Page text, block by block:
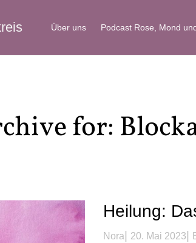
Über uns Podcast Rose, Mond
for:
Heilung:
Nora 20. Mai 2023